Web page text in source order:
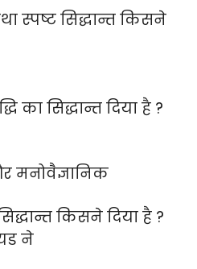
स्पष्ट सिद्धान्त किसने
का सिद्धान्त दिया है ?
मनोवैज्ञानिक
किसने दिया है ?
ने